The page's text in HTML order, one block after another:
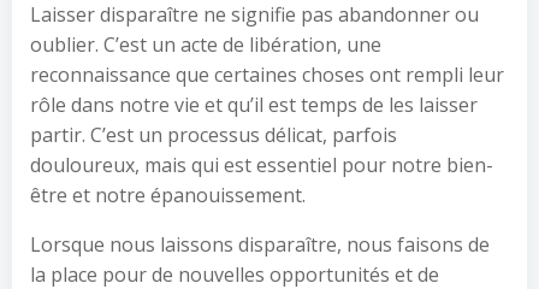
Laisser disparaître ne signifie pas abandonner ou
oublier. C’est un acte de libération, une
reconnaissance que certaines choses ont rempli leur
rôle dans notre vie et qu’il est temps de les laisser
partir. C’est un processus délicat, parfois
douloureux, mais qui est essentiel pour notre bien-
être et notre épanouissement.
Lorsque nous laissons disparaître, nous faisons de
la place pour de nouvelles opportunités et de